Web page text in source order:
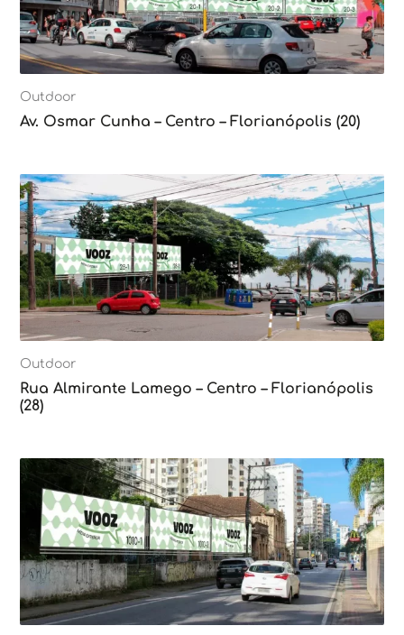
Outdoor
Av. Osmar Cunha – Centro – Florianópolis (20)
Outdoor
Rua Almirante Lamego – Centro – Florianópolis
(28)